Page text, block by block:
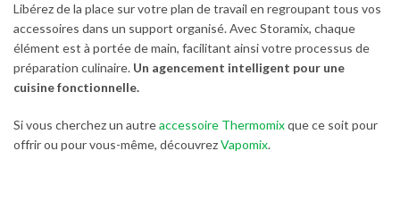
Libérez de la place sur votre plan de travail en regroupant tous vos
accessoires dans un support organisé. Avec Storamix, chaque
élément est à portée de main, facilitant ainsi votre processus de
préparation culinaire. Un agencement intelligent pour une
cuisine fonctionnelle.
Si vous cherchez un autreaccessoire Thermomixque ce soit pour
offrir ou pour vous-même, découvrezVapomix.